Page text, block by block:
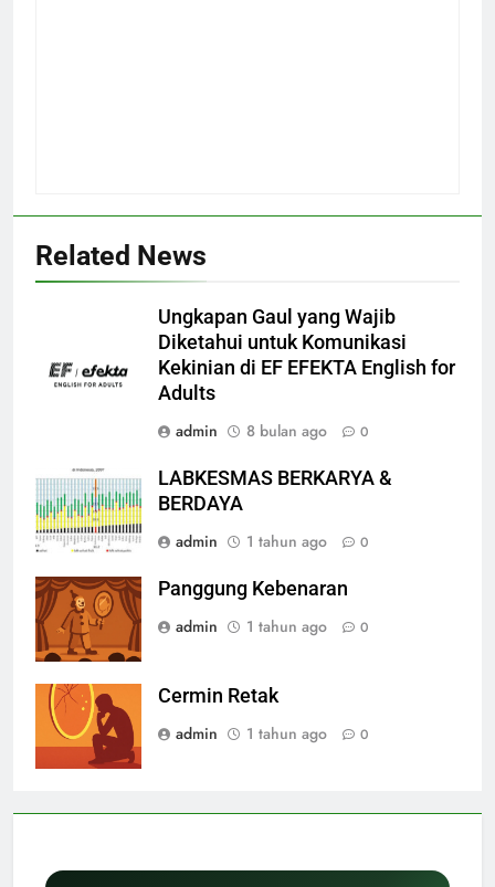
Related News
Ungkapan Gaul yang Wajib
Diketahui untuk Komunikasi
Kekinian di EF EFEKTA English for
Adults
admin
8 bulan ago 0
LABKESMAS BERKARYA &
BERDAYA
admin
1 tahun ago 0
Panggung Kebenaran
admin
1 tahun ago 0
Cermin Retak
admin
1 tahun ago 0